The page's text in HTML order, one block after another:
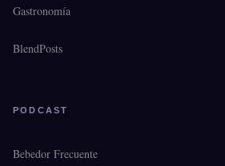
Gastronomía
BlendPosts
PODCAST
Bebedor Frecuente